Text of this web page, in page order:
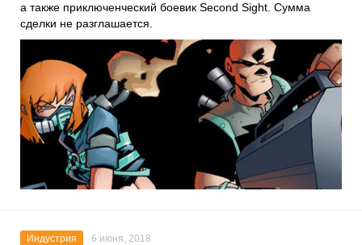
а также приключенческий боевик Second Sight. Сумма
сделки не разглашается.
Индустрия 6 июня, 2018